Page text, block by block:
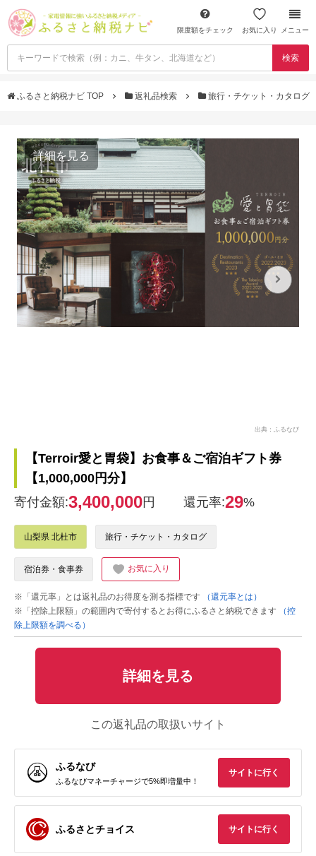
限度額をチェック お気に入り メニュー
検索
ふるさと納税ナビ TOP 返礼品検索 旅行・チケット・カタログ
詳細を見る
出典：ふるなび
【Terroir愛と胃袋】お食事＆ご宿泊ギフト券
【1,000,000円分】
寄付金額:3,400,000円 還元率:29%
山梨県 北杜市 旅行・チケット・カタログ
宿泊券・食事券 お気に入り
※「還元率」とは返礼品のお得度を測る指標です
（還元率とは）
※「控除上限額」の範囲内で寄付するとお得にふるさと納税できます
（控
除上限額を調べる）
詳細を見る
この返礼品の取扱いサイト
ふるなび
ふるなびマネーチャージで5%即増量中！
サイトに行く
ふるさとチョイス サイトに行く